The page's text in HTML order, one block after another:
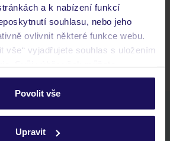
a k nabízení funkcí
souhlasu, nebo jeho
ovlivnit některé funkce webu.
vše“ vyjadřujete souhlas s uložením
„Personalizace“.
o souborech cookie naleznete v
Povolit vše
Upravit
zavazadel?
Zobrazit další
aplikaci TUI
a prohlížení nabídek